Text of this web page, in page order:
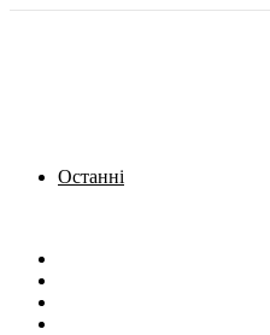
Останні